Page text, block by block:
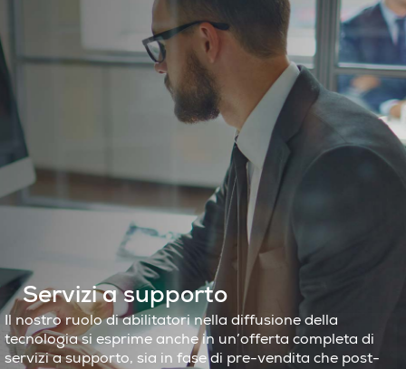
Servizi a supporto
Il nostro ruolo di abilitatori nella diffusione della
tecnologia si esprime anche in un’offerta completa di
servizi a supporto, sia in fase di pre-vendita che post-